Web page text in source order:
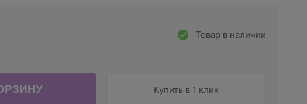
Товар в наличии
Купить в 1 клик